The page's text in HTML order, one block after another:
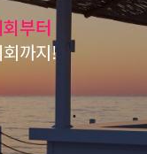
부터
까지!